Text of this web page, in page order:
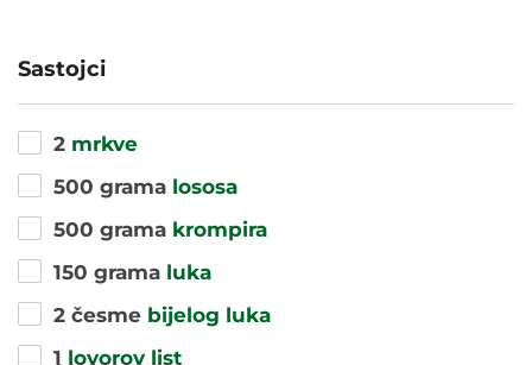
Sastojci
2 mrkve
500 grama lososa
500 grama krompira
150 grama luka
2 česme bijelog luka
1 lovorov list